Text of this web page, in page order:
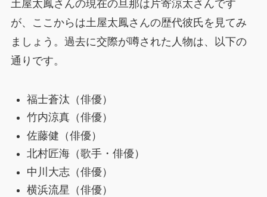
土屋太鳳さんの現在の旦那は片寄涼太さんです
が、ここからは土屋太鳳さんの歴代彼氏を見てみ
ましょう。過去に交際が噂された人物は、以下の
通りです。
福士蒼汰（俳優）
竹内涼真（俳優）
佐藤健（俳優）
北村匠海（歌手・俳優）
中川大志（俳優）
横浜流星（俳優）